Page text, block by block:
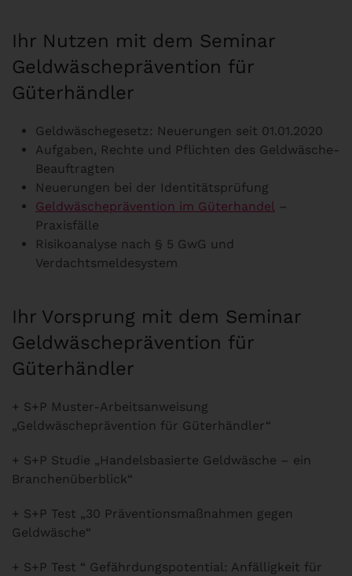
Ihr Nutzen mit dem Seminar
Geldwäscheprävention für
Güterhändler
Geldwäschegesetz: Neuerungen seit 01.01.2020
Aufgaben, Rechte und Pflichten des Geldwäsche-
Beauftragten
Neuerungen bei der Identitätsprüfung
Geldwäscheprävention im Güterhandel –
Praxisfälle
Risikoanalyse nach § 5 GwG und
Verdachtsmeldesystem
Ihr Vorsprung mit dem Seminar
Geldwäscheprävention für
Güterhändler
+ S+P Muster-Arbeitsanweisung
„Geldwäscheprävention für Güterhändler“
+ S+P Studie „Handelsbasierte Geldwäsche – ein
Branchenüberblick“
+ S+P Test „30 Präventionsmaßnahmen gegen
Geldwäsche“
+ S+P Test “ Gefährdungspotential: Anfälligkeit für